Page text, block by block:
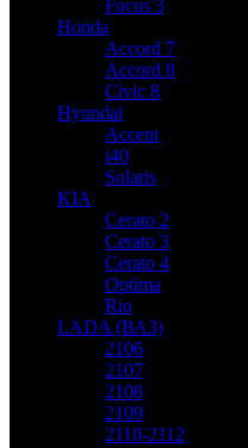
Focus 3
Honda
Accord 7
Accord 8
Civic 8
Hyundai
Accent
i40
Solaris
KIA
Cerato 2
Cerato 3
Cerato 4
Optima
Rio
LADA (ВАЗ)
2106
2107
2108
2109
2110-2112